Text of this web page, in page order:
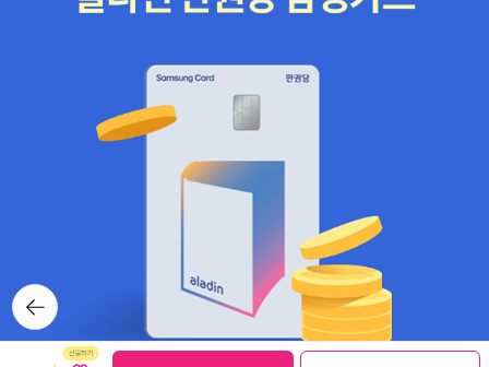
다. 사실 이런 정도의 소개로는 마음이 움직이지 않는데, 크리스토퍼
맹목적인 믿음은 오늘날 많은 분야에서 윤리적이고 과학적인 인본주
의에 자리를 내어주고 있고, 여기에 우리의 유일한 진짜 희망이 자리
하고 있다. 이 솔직하고 진지한 자기 성찰과 비평적이고 철저한 검토
를 담은 책에서 스티븐 배철러는 이런 많은 분야에 불교의 세계를 더
하고 있다.” 불교적 성찰을 담음 책들을 좋아하는 독자라면 반길 만
뒤로가
기